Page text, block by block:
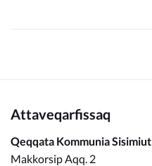
Attaveqarfissaq
Qeqqata Kommunia Sisimiut
Makkorsip Aqq. 2